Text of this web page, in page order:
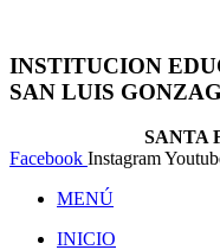
contenido
INSTITUCION
SAN LUIS
SANTA
Facebook Instagram
MENÚ
INICIO